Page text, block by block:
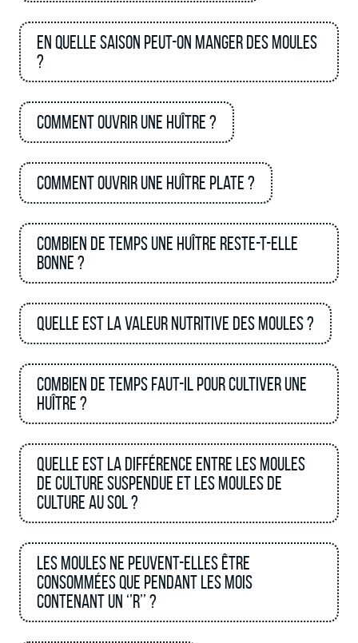
En quelle saison peut-on manger des moules
?
Comment ouvrir une huître ?
Comment ouvrir une huître plate ?
Combien de temps une huître reste-t-elle
bonne ?
Quelle est la valeur nutritive des moules ?
Combien de temps faut-il pour cultiver une
huître ?
Quelle est la différence entre les moules
de culture suspendue et les moules de
culture au sol ?
Les moules ne peuvent-elles être
consommées que pendant les mois
contenant un ‘’R’’ ?